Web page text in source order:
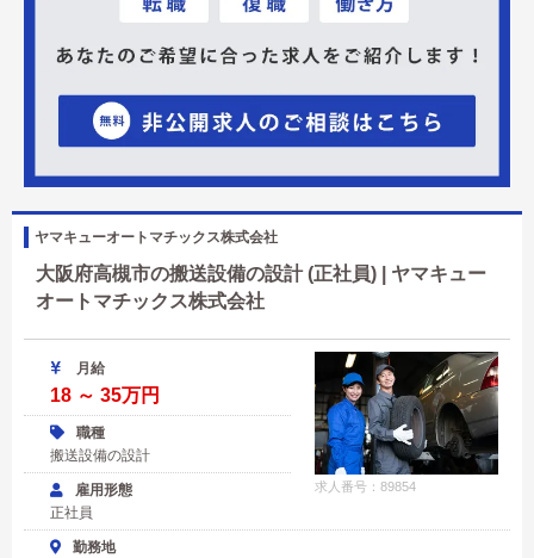
ヤマキューオートマチックス株式会社
大阪府高槻市の搬送設備の設計 (正社員) | ヤマキュー
オートマチックス株式会社
求人番号：89854
月給
18 ～ 35万円
職種
搬送設備の設計
雇用形態
正社員
勤務地